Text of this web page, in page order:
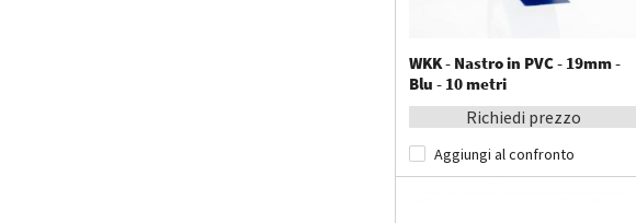
WKK - Nastro in PVC - 19mm -
Blu - 10 metri
Richiedi prezzo
Aggiungi al confronto